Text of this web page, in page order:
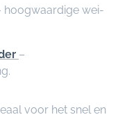
hoogwaardige wei-
–
voor het snel en